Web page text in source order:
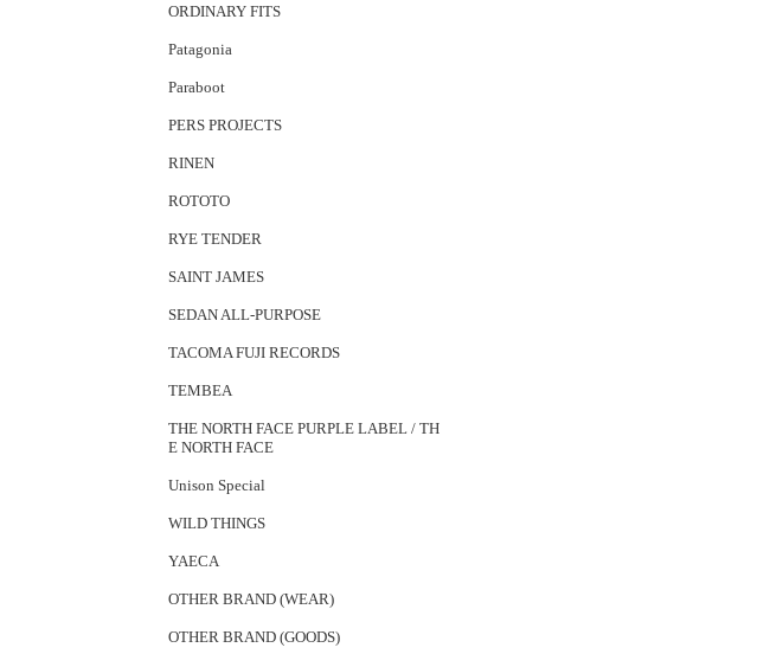
ORDINARY FITS
Patagonia
Paraboot
PERS PROJECTS
RINEN
ROTOTO
RYE TENDER
SAINT JAMES
SEDAN ALL-PURPOSE
TACOMA FUJI RECORDS
TEMBEA
THE NORTH FACE PURPLE LABEL / TH
E NORTH FACE
Unison Special
WILD THINGS
YAECA
OTHER BRAND (WEAR)
OTHER BRAND (GOODS)